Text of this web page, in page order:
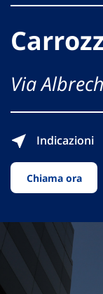
Via
Indicazioni
Chiama ora